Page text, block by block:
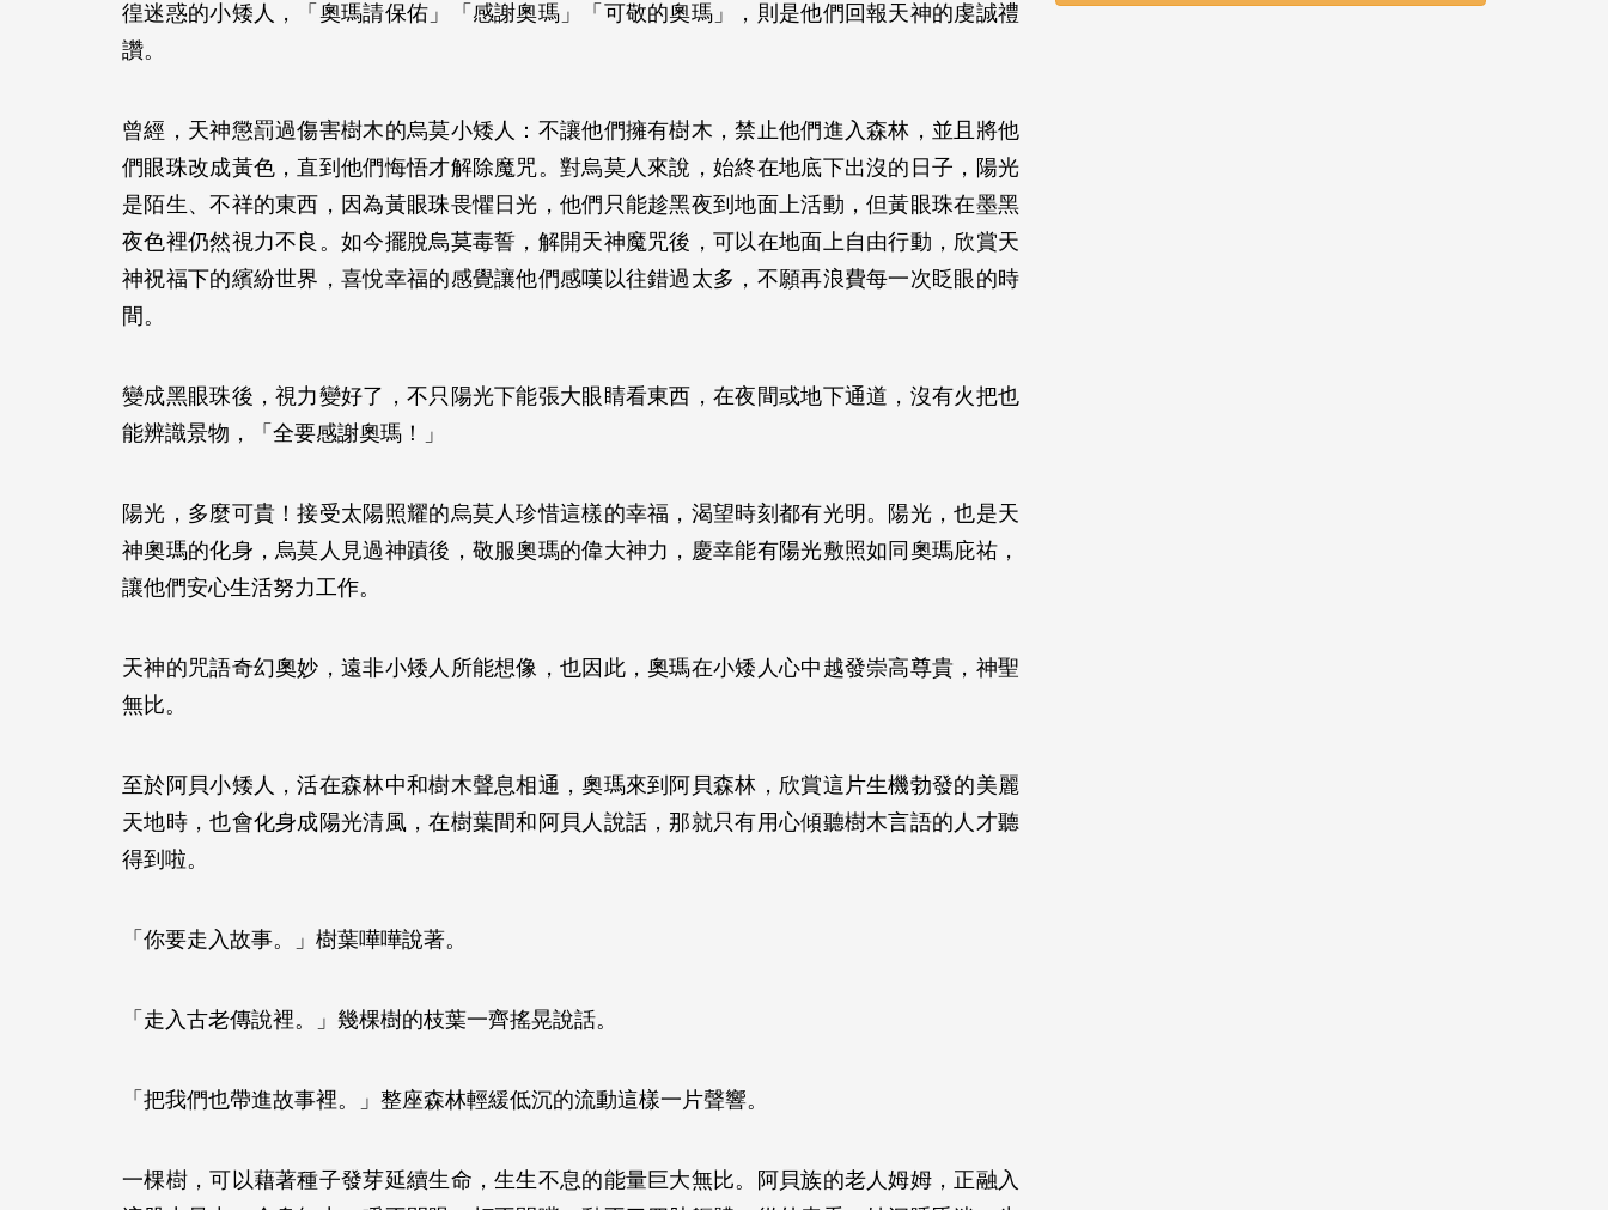
徨迷惑的小矮人，「奧瑪請保佑」「感謝奧瑪」「可敬的奧瑪」，則是他們回報天神的虔誠禮
讚。
曾經，天神懲罰過傷害樹木的烏莫小矮人：不讓他們擁有樹木，禁止他們進入森林，並且將他
們眼珠改成黃色，直到他們悔悟才解除魔咒。對烏莫人來說，始終在地底下出沒的日子，陽光
是陌生、不祥的東西，因為黃眼珠畏懼日光，他們只能趁黑夜到地面上活動，但黃眼珠在墨黑
夜色裡仍然視力不良。如今擺脫烏莫毒誓，解開天神魔咒後，可以在地面上自由行動，欣賞天
神祝福下的繽紛世界，喜悅幸福的感覺讓他們感嘆以往錯過太多，不願再浪費每一次眨眼的時
間。
變成黑眼珠後，視力變好了，不只陽光下能張大眼睛看東西，在夜間或地下通道，沒有火把也
能辨識景物，「全要感謝奧瑪！」
陽光，多麼可貴！接受太陽照耀的烏莫人珍惜這樣的幸福，渴望時刻都有光明。陽光，也是天
神奧瑪的化身，烏莫人見過神蹟後，敬服奧瑪的偉大神力，慶幸能有陽光敷照如同奧瑪庇祐，
讓他們安心生活努力工作。
天神的咒語奇幻奧妙，遠非小矮人所能想像，也因此，奧瑪在小矮人心中越發崇高尊貴，神聖
無比。
至於阿貝小矮人，活在森林中和樹木聲息相通，奧瑪來到阿貝森林，欣賞這片生機勃發的美麗
天地時，也會化身成陽光清風，在樹葉間和阿貝人說話，那就只有用心傾聽樹木言語的人才聽
得到啦。
「你要走入故事。」樹葉嘩嘩說著。
「走入古老傳說裡。」幾棵樹的枝葉一齊搖晃說話。
「把我們也帶進故事裡。」整座森林輕緩低沉的流動這樣一片聲響。
一棵樹，可以藉著種子發芽延續生命，生生不息的能量巨大無比。阿貝族的老人姆姆，正融入